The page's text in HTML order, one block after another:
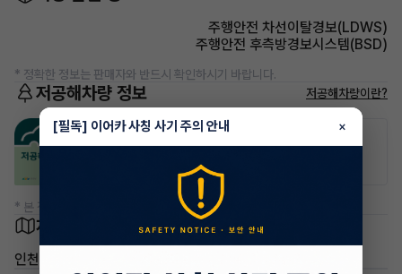
주행안전 차선이탈경보(LDWS)
주행안전 후측방경보시스템(BSD)
* 정확한 정보는 판매자와 반드시 확인하시기 바랍니다.
저공해차량 정보 저공해차량이란?
* 본 정보는 지자체마다 다를 수 있으니 실제 정보와 확인해 주세요.
차량 위치
인천
[필독] 이어카 사칭 사기 주의 안내 ×